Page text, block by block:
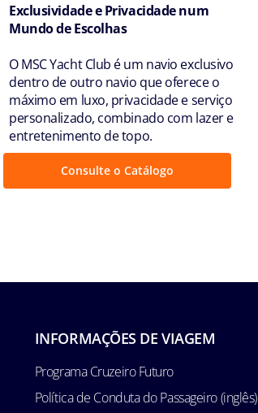
Exclusividade e Privacidade num
Mundo de Escolhas
O MSC Yacht Club é um navio exclusivo
dentro de outro navio que oferece o
máximo em luxo, privacidade e serviço
personalizado, combinado com lazer e
entretenimento de topo.
Consulte o Catálogo
INFORMAÇÕES DE VIAGEM
Programa Cruzeiro Futuro
Política de Conduta do Passageiro (inglês)